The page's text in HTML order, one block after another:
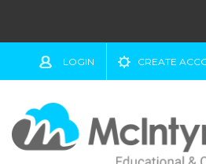
LOGIN CREATE